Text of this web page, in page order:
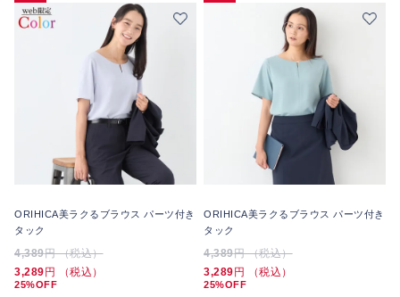
ORIHICA美ラクるブラウス パーツ付き
タック
4,389円 （税込）
3,289 円 （税込）
25%OFF
ORIHICA美ラクるブラウス パーツ付き
タック
4,389円 （税込）
3,289 円 （税込）
25%OFF